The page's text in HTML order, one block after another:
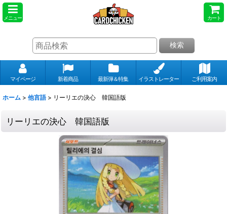
メニュー カート
検索
マイページ 新着商品 最新弾＆特集 イラストレーター ご利用案内
ホーム > 他言語 > リーリエの決心 韓国語版
リーリエの決心 韓国語版